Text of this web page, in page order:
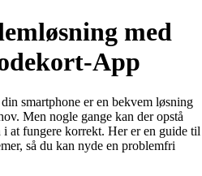
med
App
smartphone er en bekvem løsning
Men nogle gange kan der opstå
at fungere korrekt. Her er en guide til
så du kan nyde en problemfri